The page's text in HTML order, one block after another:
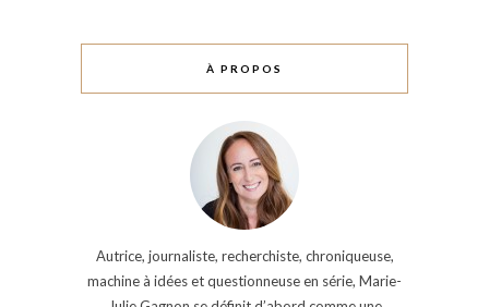
À PROPOS
Autrice, journaliste, recherchiste, chroniqueuse,
machine à idées et questionneuse en série, Marie-